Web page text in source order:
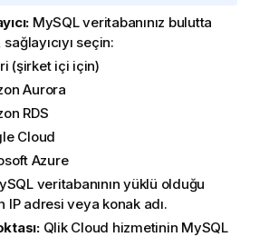
MySQL veritabanınız bulutta
seçin:
(şirket içi için)
Aurora
RDS
Cloud
Azure
veritabanının yüklü olduğu
IP adresi veya konak adı.
Qlik Cloud hizmetinin MySQL